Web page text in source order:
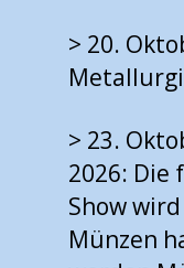
> 20.
> 23.
2026: Die
Show
Münzen